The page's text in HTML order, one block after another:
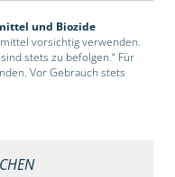
und Biozide
vorsichtig verwenden.
stets zu befolgen.“ Für
Vor Gebrauch stets